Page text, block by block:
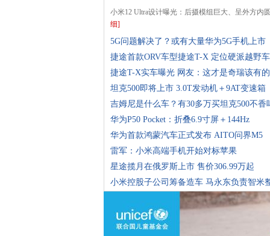
小米12 Ultra设计曝光：后摄模组巨大、呈外方内
细]
5G问题解决了？或有大量华为5G手机上市
捷途首款ORV车型捷途T-X 定位硬派越野
捷途T-X实车曝光 网友：这才是奇瑞该有
坦克500即将上市 3.0T发动机＋9AT变速箱
吉姆尼是什么车？有30多万买坦克500不香
华为P50 Pocket：折叠6.9寸屏＋144Hz
华为首款鸿蒙汽车正式发布 AITO问界M5
雷军：小米高端手机开始对标苹果
星途揽月在俄罗斯上市 售价306.99万起
小米控股子公司筹备造车 马永东负责智米